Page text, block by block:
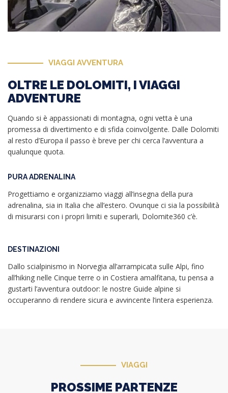
VIAGGI AVVENTURA
OLTRE LE DOLOMITI, I VIAGGI
ADVENTURE
Quando si è appassionati di montagna, ogni vetta è una
promessa di divertimento e di sfida coinvolgente. Dalle Dolomiti
al resto d’Europa il passo è breve per chi cerca l’avventura a
qualunque quota.
PURA ADRENALINA
Progettiamo e organizziamo viaggi all’insegna della pura
adrenalina, sia in Italia che all’estero. Ovunque ci sia la possibilità
di misurarsi con i propri limiti e superarli, Dolomite360 c’è.
DESTINAZIONI
Dallo scialpinismo in Norvegia all’arrampicata sulle Alpi, fino
all’hiking nelle Cinque terre o in Costiera amalfitana, tu pensa a
gustarti l’avventura outdoor: le nostre Guide alpine si
occuperanno di rendere sicura e avvincente l’intera esperienza.
VIAGGI
PROSSIME PARTENZE